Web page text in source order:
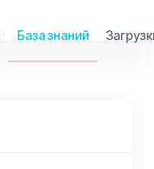
База знаний